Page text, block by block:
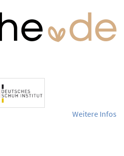
Weitere Infos